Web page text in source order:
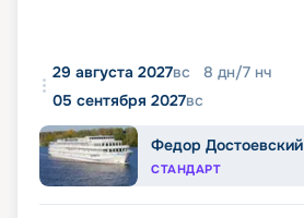
29 августа 2027вс 8 дн/7 нч
05 сентября 2027вс
Федор Достоевский
СТАНДАРТ